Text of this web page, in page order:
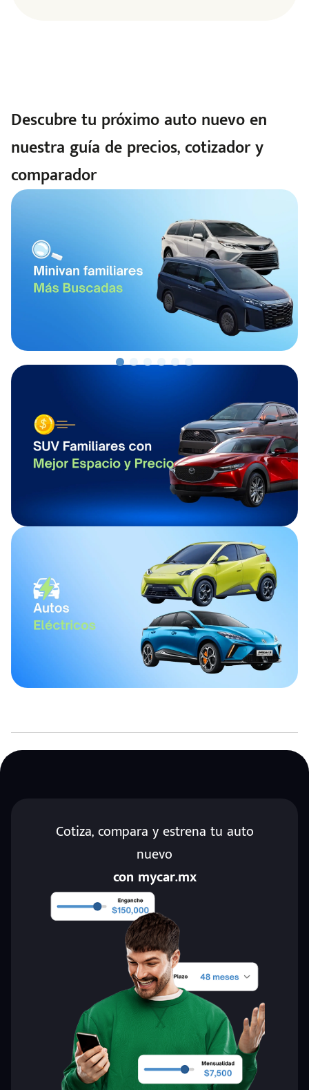
Descubre tu próximo auto nuevo en
nuestra guía de precios, cotizador y
comparador
Cotiza, compara y estrena tu auto
nuevo
con mycar.mx